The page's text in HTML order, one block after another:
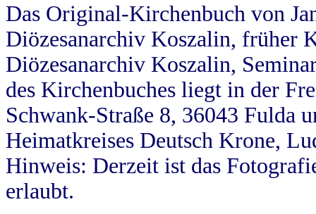
Das Original-Kirchenbuch von
Diözesanarchiv Koszalin, früher
Diözesanarchiv Koszalin,
des Kirchenbuches liegt in der
Schwank-Straße 8, 36043 Fulda
Heimatkreises Deutsch Krone,
Hinweis: Derzeit ist das
erlaubt.